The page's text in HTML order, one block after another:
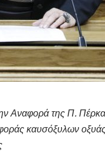
Αναφορά της Π. Πέρκα
καυσόξυλων